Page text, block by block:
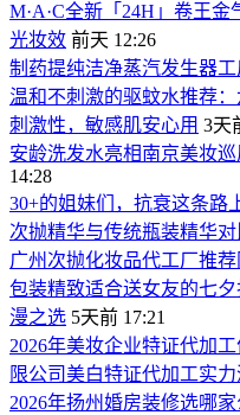
M·A·C全新「24H」卷王
光妆效 前天 12:26
制药提纯洁净蒸汽发生器
温和不刺激的驱蚊水推荐
刺激性，敏感肌安心用 3天
安龄洗发水亮相南京美妆
14:28
30+的姐妹们，抗衰这条路
次抛精华与传统瓶装精华
广州次抛化妆品代工厂推
包装精致适合送女友的七
漫之选 5天前 17:21
2026年美妆企业特证代加
限公司美白特证代加工实
2026年扬州婚房装修选哪